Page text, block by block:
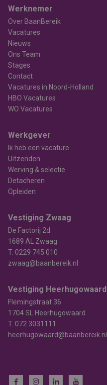
Werknemer
Over BaanBereik
Vacatures
Nieuws
Ons Team
Stages
Contact
Vacatures in Noord-Holland
HBO Vacatures
WO Vacatures
Werkgever
Ik heb een vacature
Uitzenden
Werving & selectie
Detacheren
Opleiden
Vestiging Zwaag
De Factorij 2d
1689 AL Zwaag
T. 0229 745 010
zwaag@baanbereik.nl
Vestiging Heerhugowaard
Flemingstraat 36
1704 SL Heerhugowaard
T. 072 3031111
heerhugowaard@baanbereik.nl